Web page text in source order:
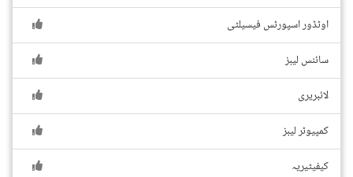
اوٹڈور اسپورٹس فیسیلٹی
سائنس لیبز
لائبریری
کمپیوٹر لیبز
کیفیٹیریہ